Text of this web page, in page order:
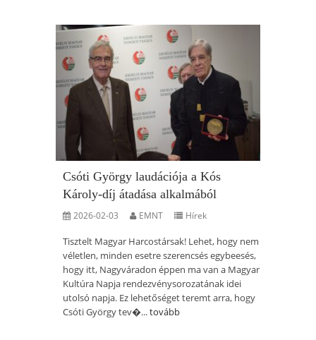
Csóti György laudációja a Kós
Károly-díj átadása alkalmából
2026-02-03 EMNT Hírek
Tisztelt Magyar Harcostársak! Lehet, hogy nem
véletlen, minden esetre szerencsés egybeesés,
hogy itt, Nagyváradon éppen ma van a Magyar
Kultúra Napja rendezvénysorozatának idei
utolsó napja. Ez lehetőséget teremt arra, hogy
Csóti György tev�...tovább